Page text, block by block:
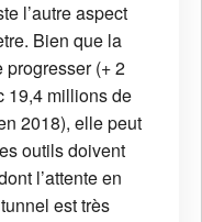
l’autre aspect
Bien que la
(+ 2
19,4 millions de
2018), elle peut
outils doivent
l’attente en
est très